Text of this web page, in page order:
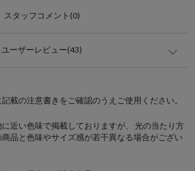
スタッフコメント(0)
ユーザーレビュー(43)
載の注意書きをご確認のうえご使用ください。
近い色味で掲載しておりますが、 光の当たり方
品と色味やサイズ感が若干異なる場合がござい